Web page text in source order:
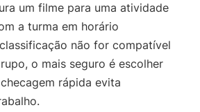
um filme para uma atividade
a turma em horário
não for compatível
o mais seguro é escolher
rápida evita